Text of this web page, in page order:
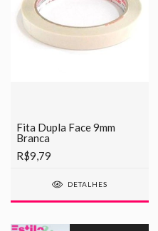
Fita Dupla Face 9mm
Branca
R$9,79
DETALHES